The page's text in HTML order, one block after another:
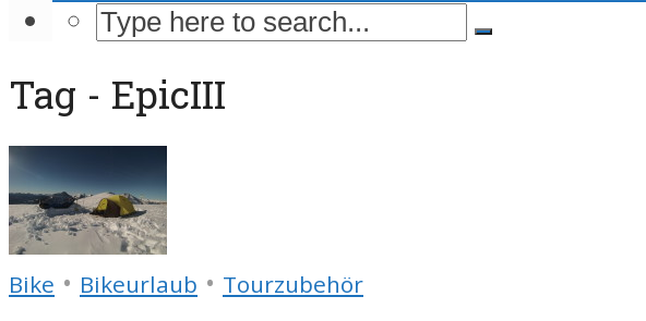
Tag - EpicIII
Bike • Bikeurlaub • Tourzubehör